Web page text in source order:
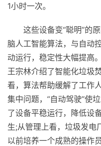
1小时一次。
这些设备变“聪明”的
脑人工智能算法，与自动
动运行，稳定性大幅提高
王宗林介绍了智能化垃圾
看，算法帮助缓解了工作
集中问题，“自动驾驶”使
了设备平稳运行，降低设
生;从管理上看，垃圾发电
以前培养一个成熟的操作